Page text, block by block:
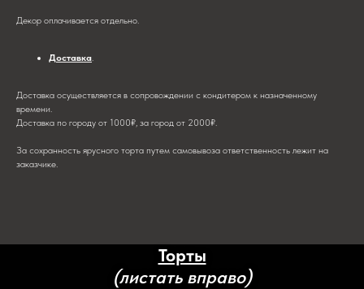
Декор оплачивается отдельно.
Доставка.
Доставка осуществляется в сопровождении с кондитером к назначенному
времени.
Доставка по городу от 1000₽, за город от 2000₽.
За сохранность ярусного торта путем самовывоза ответственность лежит на
заказчике.
Торты
(листать вправо)